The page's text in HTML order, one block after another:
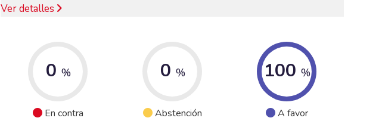
Ver detalles
0 %
En contra
0 %
Abstención
100 %
A favor